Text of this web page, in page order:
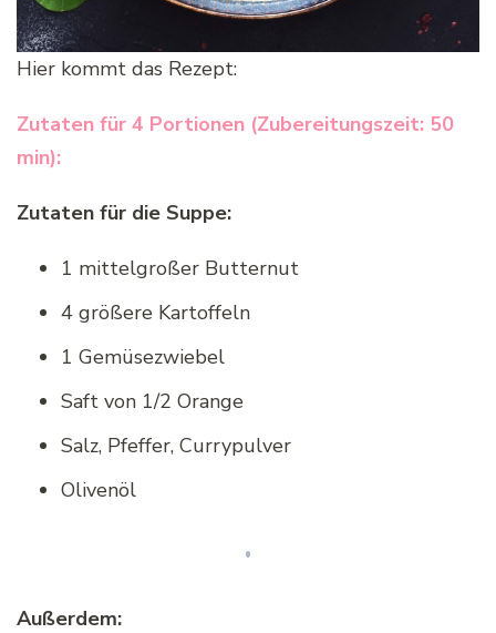
Hier kommt das Rezept:
Zutaten für 4 Portionen (Zubereitungszeit: 50
min):
Zutaten für die Suppe:
1 mittelgroßer Butternut
4 größere Kartoffeln
1 Gemüsezwiebel
Saft von 1/2 Orange
Salz, Pfeffer, Currypulver
Olivenöl
Außerdem: